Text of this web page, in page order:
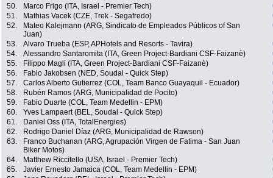
50.
Marco Frigo (ITA, Israel - Premier Tech)
51.
Mathias Vacek (CZE, Trek - Segafredo)
52.
Mateo Kalejmann (ARG, Sindicato de Empleados Públicos of San
Juan)
53. Alvaro Trueba (ESP, APHotels and Resorts - Tavira)
54.
Alessandro Santaromita (ITA, Green Project-Bardiani CSF-Faizanè)
55.
Filippo Magli (ITA, Green Project-Bardiani CSF-Faizanè)
56.
Fabio Jakobsen (NED, Soudal - Quick Step)
57.
Carlos Alberto Gutierrez (COL, Team Banco Guayaquil - Ecuador)
58.
Rubén Ramos (ARG, Municipalidad de Pocito)
59.
Fabio Duarte (COL, Team Medellin - EPM)
60.
Yves Lampaert (BEL, Soudal - Quick Step)
61.
Daniel Oss (ITA, TotalEnergies)
62.
Rodrigo Daniel Díaz (ARG, Municipalidad de Rawson)
63.
Franco Buchanan (ARG, Agrupación Virgen de Fatima - San Juan
Biker Motos)
64. Matthew Riccitello (USA, Israel - Premier Tech)
65.
Javier Ernesto Jamaica (COL, Team Medellin - EPM)